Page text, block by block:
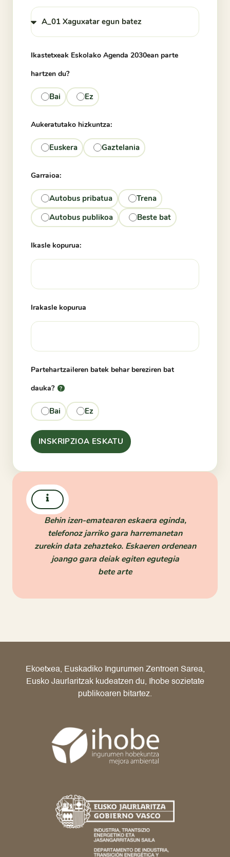
Ikastetxeak Eskolako Agenda 2030ean parte
hartzen du?
Bai Ez
Aukeratutako hizkuntza:
Euskera Gaztelania
Garraioa:
Autobus pribatua
Trena
Autobus publikoa
Beste bat
Ikasle kopurua:
Irakasle kopurua
Partehartzaileren batek behar bereziren bat
dauka?
Bai Ez
INSKRIPZIOA ESKATU
Behin izen-ematearen eskaera eginda,
telefonoz jarriko gara harremanetan
zurekin data zehazteko. Eskaeren ordenean
joango gara deiak egiten egutegia
bete arte
Ekoetxea, Euskadiko Ingurumen Zentroen Sarea,
Eusko Jaurlaritzak kudeatzen du, Ihobe sozietate
publikoaren bitartez.